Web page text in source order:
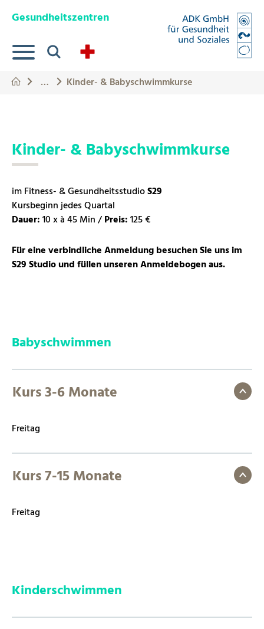
Gesundheitszentren
Suche
… Kinder- & Babyschwimmkurse
Kinder- & Babyschwimmkurse
im Fitness- & GesundheitsstudioS29
Kursbeginn jedes Quartal
Dauer:10 x à 45 Min /Preis:125 €
Für eine verbindliche Anmeldung besuchen Sie uns im
S29 Studio und füllen unseren Anmeldebogen aus.
Babyschwimmen
Kurs 3-6 Monate
Freitag
Kurs 7-15 Monate
Freitag
Kinderschwimmen